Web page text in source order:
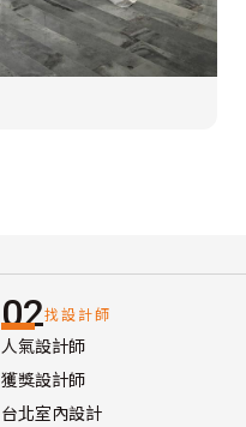
02找設計師
人氣設計師
獲獎設計師
台北室內設計